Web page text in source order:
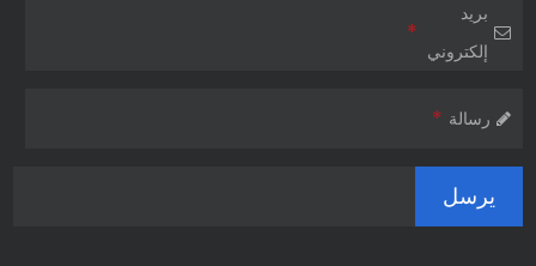
بريد
إلكتروني
*
رسالة *